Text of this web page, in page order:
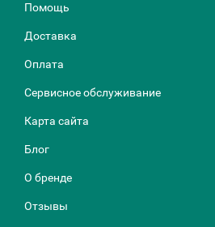
Помощь
Доставка
Оплата
Сервисное обслуживание
Карта сайта
Блог
О бренде
Отзывы